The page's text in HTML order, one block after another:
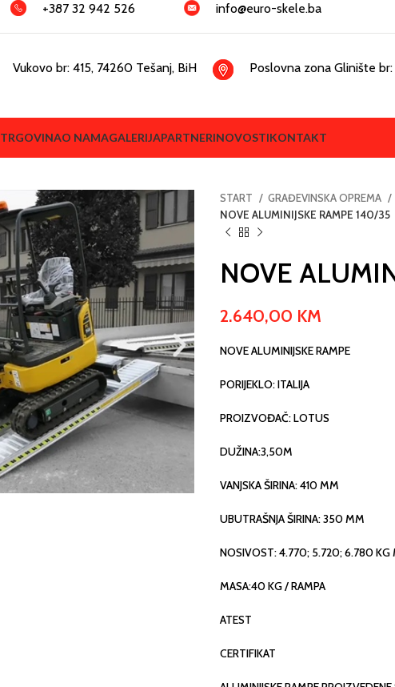
+387 32 942 526 info@euro-skele.ba
Vukovo br: 415, 74260 Tešanj, BiH Poslovna zona Glinište br:
TRGOVINAO NAMAGALERIJAPARTNERINOVOSTIKONTAKT
START GRAĐEVINSKA OPREMA
NOVE ALUMINIJSKE RAMPE 140/35
NOVE
2.640,00 KM
NOVE ALUMINIJSKE RAMPE
PORIJEKLO: ITALIJA
PROIZVOĐAČ: LOTUS
DUŽINA:3,50M
VANJSKA ŠIRINA: 410 MM
UBUTRAŠNJA ŠIRINA: 350 MM
NOSIVOST: 4.770; 5.720; 6.780 KG
MASA:40 KG / RAMPA
ATEST
CERTIFIKAT